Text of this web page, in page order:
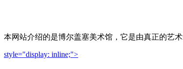
本网站介绍的是博尔盖塞美术馆，它是由真正的艺
style="display: inline;">